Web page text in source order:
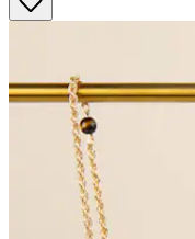
Sternen.
4